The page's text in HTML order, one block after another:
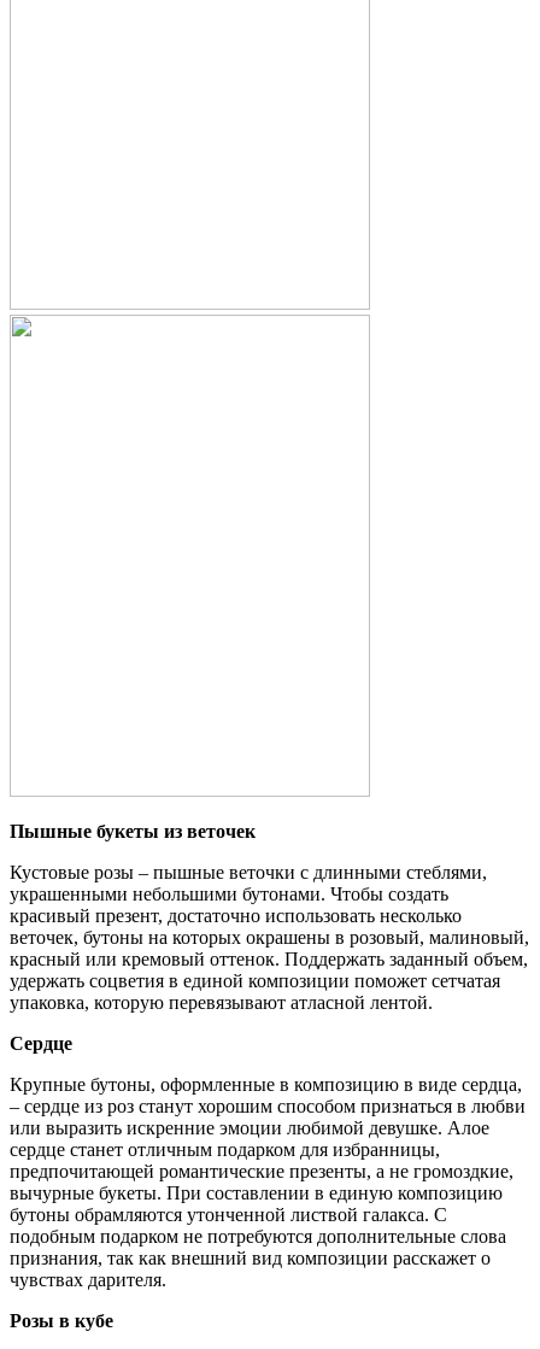
Пышные букеты из веточек
Кустовые розы – пышные веточки с длинными стеблями,
украшенными небольшими бутонами. Чтобы создать
красивый презент, достаточно использовать несколько
веточек, бутоны на которых окрашены в розовый, малиновый,
красный или кремовый оттенок. Поддержать заданный объем,
удержать соцветия в единой композиции поможет сетчатая
упаковка, которую перевязывают атласной лентой.
Сердце
Крупные бутоны, оформленные в композицию в виде сердца,
– сердце из роз станут хорошим способом признаться в любви
или выразить искренние эмоции любимой девушке. Алое
сердце станет отличным подарком для избранницы,
предпочитающей романтические презенты, а не громоздкие,
вычурные букеты. При составлении в единую композицию
бутоны обрамляются утонченной листвой галакса. С
подобным подарком не потребуются дополнительные слова
признания, так как внешний вид композиции расскажет о
чувствах дарителя.
Розы в кубе